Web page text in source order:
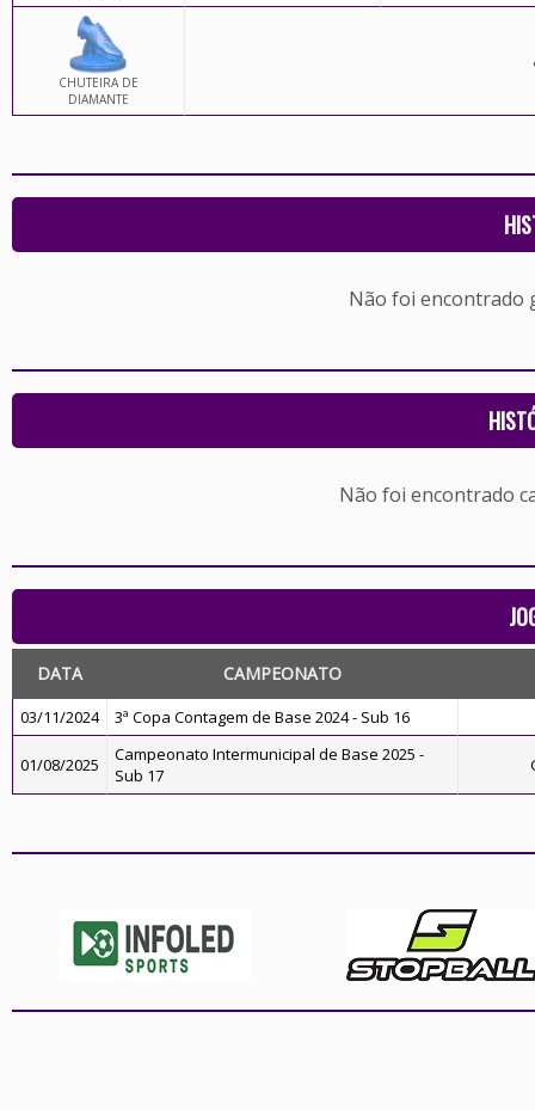
CHUTEIRA DE
DIAMANTE
Não foi encontrado
Não foi encontrado
DATA CAMPEONATO
03/11/2024 3ª Copa Contagem de Base 2024 - Sub 16
01/08/2025
Campeonato Intermunicipal de Base 2025 -
Sub 17